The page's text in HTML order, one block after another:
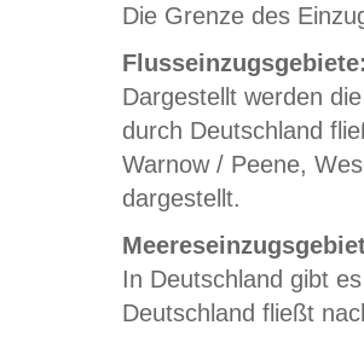
Die Grenze des
Dargestellt werden
durch Deutschland
Warnow / Peene,
dargestellt.
In Deutschland gibt
Deutschland fließt